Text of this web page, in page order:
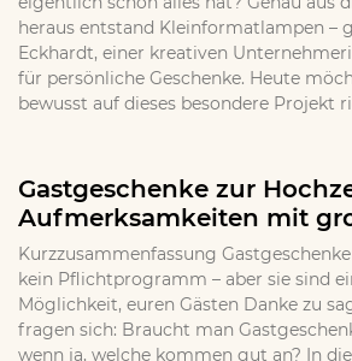
heraus entstand Kleinformatlampen –
Eckhardt, einer kreativen
für persönliche Geschenke. Heute
bewusst auf dieses besondere Projekt
Gastgeschenke zur
Aufmerksamkeiten mit
Kurzzusammenfassung
kein Pflichtprogramm – aber sie sind
Möglichkeit, euren Gästen Danke zu
fragen sich: Braucht man
wenn ja, welche kommen gut an? In